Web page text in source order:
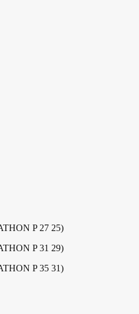
P 27 25)
P 31 29)
P 35 31)